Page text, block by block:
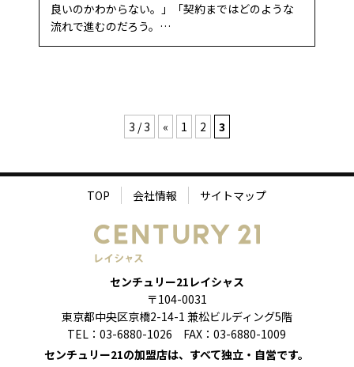
良いのかわからない。」「契約まではどのような
流れで進むのだろう。…
3 / 3 « 1 2 3
TOP 会社情報 サイトマップ
センチュリー21レイシャス
〒104-0031
東京都中央区京橋2-14-1 兼松ビルディング5階
TEL：03-6880-1026 FAX：03-6880-1009
センチュリー21の加盟店は、すべて独立・自営です。